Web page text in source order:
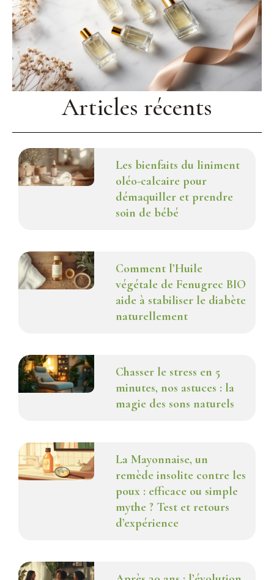
Articles récents
Les bienfaits du liniment
oléo-calcaire pour
démaquiller et prendre
soin de bébé
Comment l’Huile
végétale de Fenugrec BIO
aide à stabiliser le diabète
naturellement
Chasser le stress en 5
minutes, nos astuces : la
magie des sons naturels
La Mayonnaise, un
remède insolite contre les
poux : efficace ou simple
mythe ? Test et retours
d’expérience